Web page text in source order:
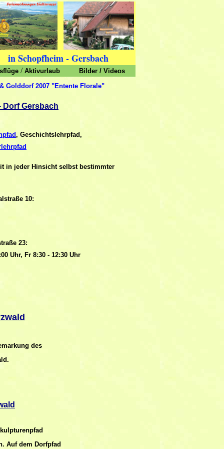
in Schopfheim - Gersbach
/ Aktivurlaub Bilder / Videos
Golddorf 2007 "Entente Florale"
Dorf Gersbach
, Geschichtslehrpfad,
in jeder Hinsicht selbst bestimmter
10:
23:
Uhr, Fr 8:30 - 12:30 Uhr
des
Auf dem Dorfpfad